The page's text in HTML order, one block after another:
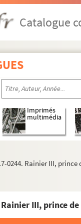
Catalogue
Imprimés
multimédia
0244. Rainier III, prince
III, prince
à Guillaume
Adéma.Guillaume
FS-17-0235. Epreuves